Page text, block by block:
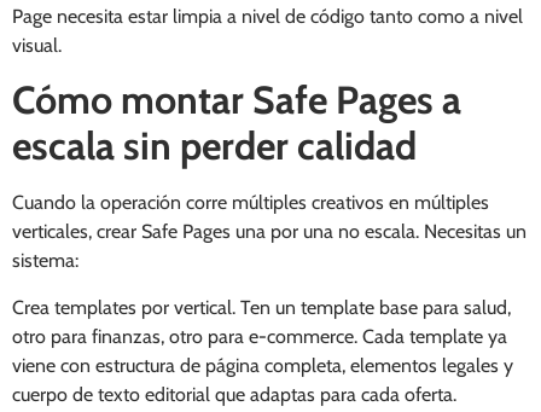
Page necesita estar limpia a nivel de código tanto como a nivel
visual.
Cómo montar Safe Pages a
escala sin perder calidad
Cuando la operación corre múltiples creativos en múltiples
verticales, crear Safe Pages una por una no escala. Necesitas un
sistema:
Crea templates por vertical. Ten un template base para salud,
otro para finanzas, otro para e-commerce. Cada template ya
viene con estructura de página completa, elementos legales y
cuerpo de texto editorial que adaptas para cada oferta.